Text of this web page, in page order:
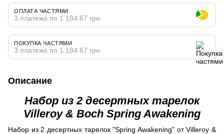
ОПЛАТА ЧАСТЯМИ
3 платежа по 1 184.67 грн
ПОКУПКА ЧАСТЯМИ
3 платежа по 1 184.67 грн
Описание
Набор из 2 десертных тарелок
Villeroy & Boch Spring Awakening
Набор из 2 десертных тарелок "Spring Awakening" от Villeroy &